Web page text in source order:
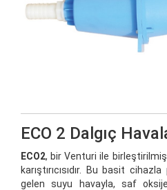
ECO 2 Dalgıç
ECO2, bir Venturi ile
karıştırıcısıdır. Bu basit
gelen suyu havayla, saf